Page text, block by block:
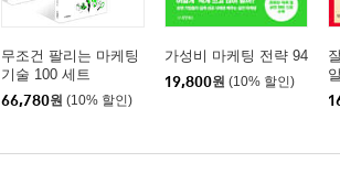
무조건 팔리는 마케팅
기술 100 세트
66,780원 (10% 할인)
가성비 마케팅 전략 94
19,800원 (10% 할인)